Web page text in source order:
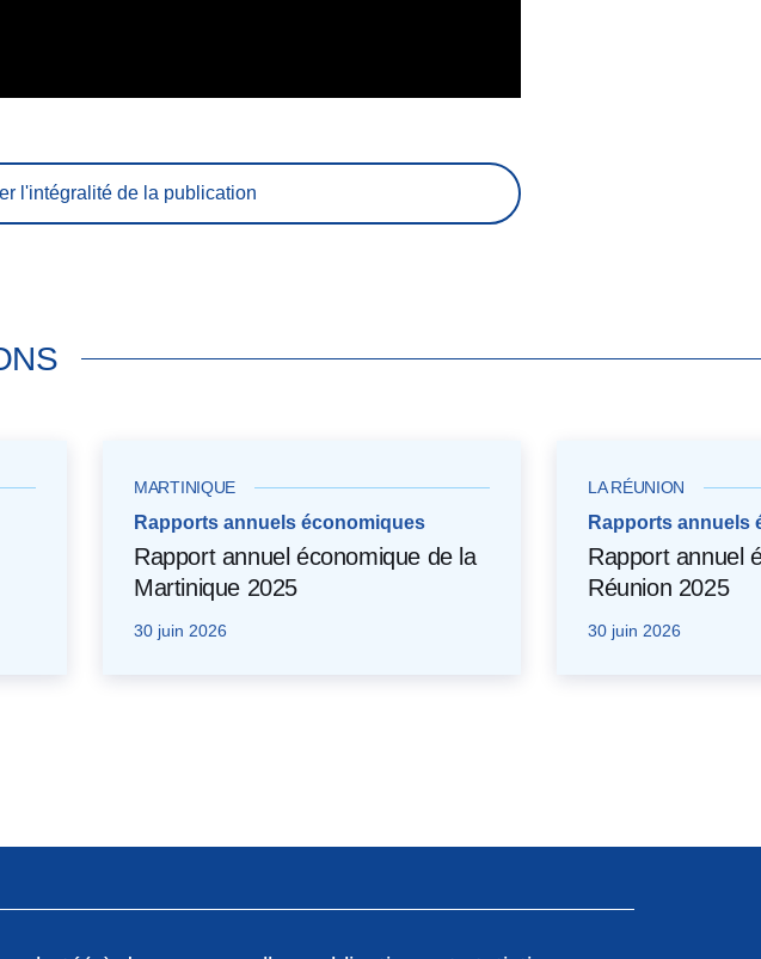
l'intégralité de la publication
MARTINIQUE
Rapports annuels économiques
Rapport annuel économique de la
Martinique 2025
30 juin 2026
LA RÉUNION
Rapports annuels
Rapport annuel
Réunion 2025
30 juin 2026